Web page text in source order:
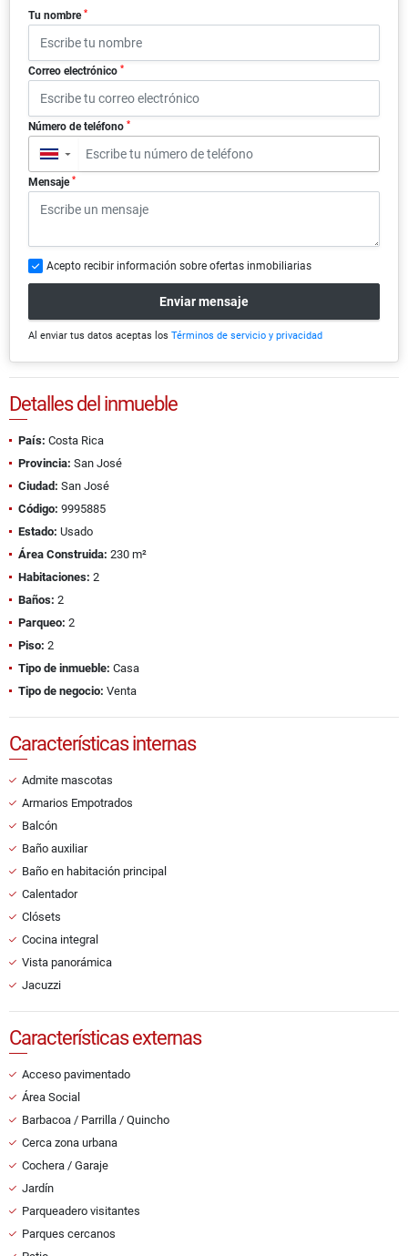
Tu nombre *
Correo electrónico *
Número de teléfono *
▼
Mensaje *
Acepto recibir información sobre ofertas inmobiliarias
Enviar mensaje
Al enviar tus datos aceptas los Términos de servicio y privacidad
Detalles del inmueble
País: Costa Rica
Provincia: San José
Ciudad: San José
Código: 9995885
Estado: Usado
Área Construida: 230 m²
Habitaciones: 2
Baños: 2
Parqueo: 2
Piso: 2
Tipo de inmueble: Casa
Tipo de negocio: Venta
Características internas
Admite mascotas
Armarios Empotrados
Balcón
Baño auxiliar
Baño en habitación principal
Calentador
Clósets
Cocina integral
Vista panorámica
Jacuzzi
Características externas
Acceso pavimentado
Área Social
Barbacoa / Parrilla / Quincho
Cerca zona urbana
Cochera / Garaje
Jardín
Parqueadero visitantes
Parques cercanos